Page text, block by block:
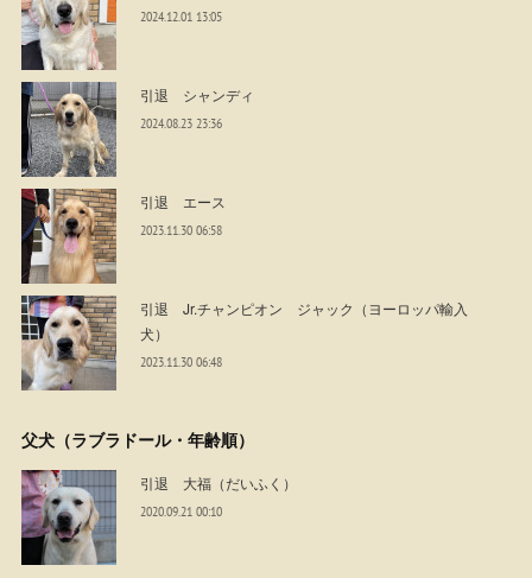
2024.12.01 13:05
引退 シャンディ
2024.08.23 23:36
引退 エース
2023.11.30 06:58
引退 Jr.チャンピオン ジャック（ヨーロッパ輸入
犬）
2023.11.30 06:48
父犬（ラブラドール・年齢順）
引退 大福（だいふく）
2020.09.21 00:10